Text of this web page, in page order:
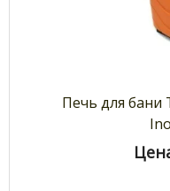
Печь для бани